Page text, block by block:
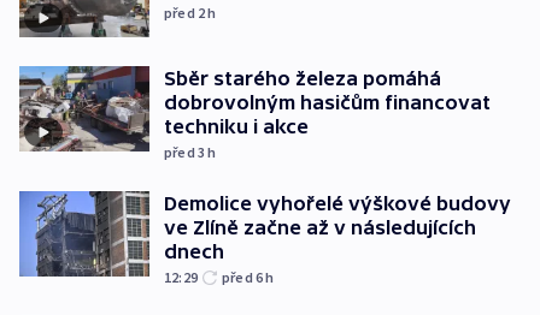
před 2h
Sběr starého železa pomáhá
dobrovolným hasičům financovat
techniku i akce
před 3h
Demolice vyhořelé výškové budovy
ve Zlíně začne až v následujících
dnech
12:29 před 6h